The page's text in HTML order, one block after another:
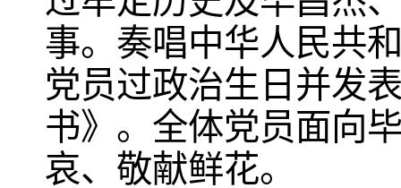
事。奏唱中华人民共
党员过政治生日并发
书》。全体党员面向
哀、敬献鲜花。